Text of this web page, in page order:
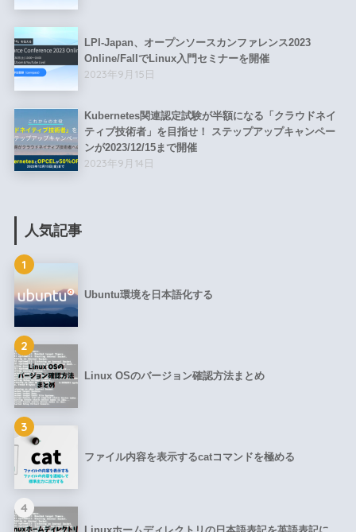
LPI-Japan、オープンソースカンファレンス2023
Online/FallでLinux入門セミナーを開催
2023年9月15日
Kubernetes関連認定試験が半額になる「クラウドネイ
ティブ技術者」を目指せ！ ステップアップキャンペー
ンが2023/12/15まで開催
2023年9月14日
人気記事
1
Ubuntu環境を日本語化する
2
Linux OSのバージョン確認方法まとめ
3
ファイル内容を表示するcatコマンドを極める
4